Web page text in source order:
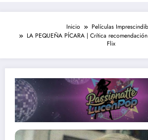
Inicio
Películas
LA PEQUEÑA PÍCARA | Crítica
Flix